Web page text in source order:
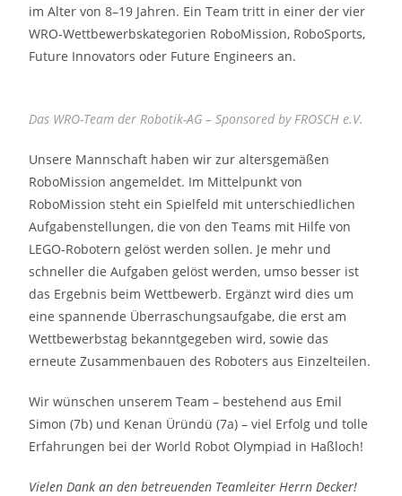
im Alter von 8–19 Jahren. Ein Team tritt in einer der vier
WRO-Wettbewerbskategorien RoboMission, RoboSports,
Future Innovators oder Future Engineers an.
Das WRO-Team der Robotik-AG – Sponsored by FROSCH e.V.
Unsere Mannschaft haben wir zur altersgemäßen
RoboMission angemeldet. Im Mittelpunkt von
RoboMission steht ein Spielfeld mit unterschiedlichen
Aufgabenstellungen, die von den Teams mit Hilfe von
LEGO-Robotern gelöst werden sollen. Je mehr und
schneller die Aufgaben gelöst werden, umso besser ist
das Ergebnis beim Wettbewerb. Ergänzt wird dies um
eine spannende Überraschungsaufgabe, die erst am
Wettbewerbstag bekanntgegeben wird, sowie das
erneute Zusammenbauen des Roboters aus Einzelteilen.
Wir wünschen unserem Team – bestehend aus Emil
Simon (7b) und Kenan Üründü (7a) – viel Erfolg und tolle
Erfahrungen bei der World Robot Olympiad in Haßloch!
Vielen Dank an den betreuenden Teamleiter Herrn Decker!